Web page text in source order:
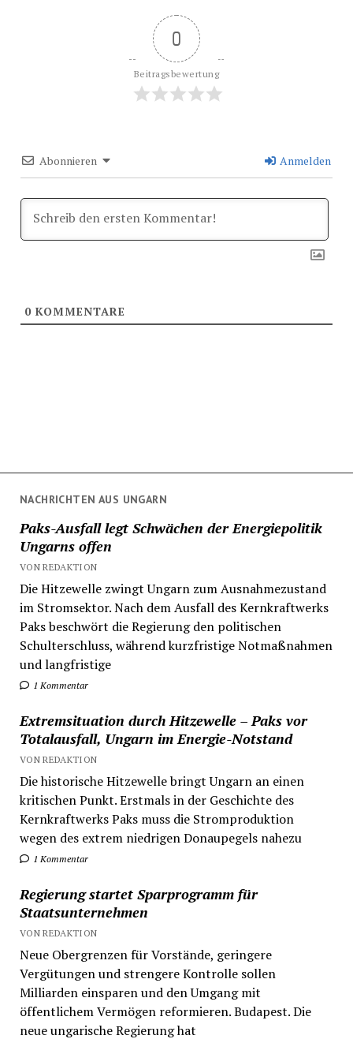
NACHRICHTEN AUS UNGARN
Paks-Ausfall legt Schwächen der Energiepolitik
Ungarns offen
VON REDAKTION
Die Hitzewelle zwingt Ungarn zum Ausnahmezustand
im Stromsektor. Nach dem Ausfall des Kernkraftwerks
Paks beschwört die Regierung den politischen
Schulterschluss, während kurzfristige Notmaßnahmen
und langfristige
1 Kommentar
Extremsituation durch Hitzewelle – Paks vor
Totalausfall, Ungarn im Energie-Notstand
VON REDAKTION
Die historische Hitzewelle bringt Ungarn an einen
kritischen Punkt. Erstmals in der Geschichte des
Kernkraftwerks Paks muss die Stromproduktion
wegen des extrem niedrigen Donaupegels nahezu
1 Kommentar
Regierung startet Sparprogramm für
Staatsunternehmen
VON REDAKTION
Neue Obergrenzen für Vorstände, geringere
Vergütungen und strengere Kontrolle sollen
Milliarden einsparen und den Umgang mit
öffentlichem Vermögen reformieren. Budapest. Die
neue ungarische Regierung hat
0
Beitragsbewertung
Abonnieren Anmelden
0KOMMENTARE